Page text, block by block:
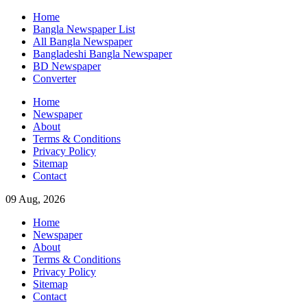
Skip
content
Home
Bangla Newspaper List
All Bangla Newspaper
Bangladeshi Bangla Newspaper
BD Newspaper
Converter
Home
Newspaper
About
Terms & Conditions
Privacy Policy
Sitemap
Contact
09 Aug, 2026
Home
Newspaper
About
Terms & Conditions
Privacy Policy
Sitemap
Contact